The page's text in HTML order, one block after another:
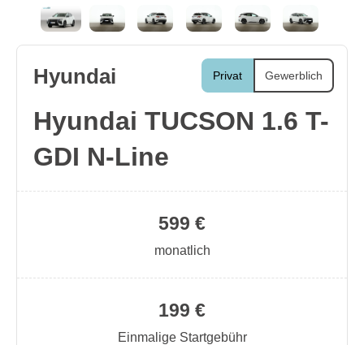
Privat Gewerblich
Hyundai
Hyundai TUCSON 1.6 T-
GDI N-Line
199 €
Einmalige Startgebühr
599 €
monatlich